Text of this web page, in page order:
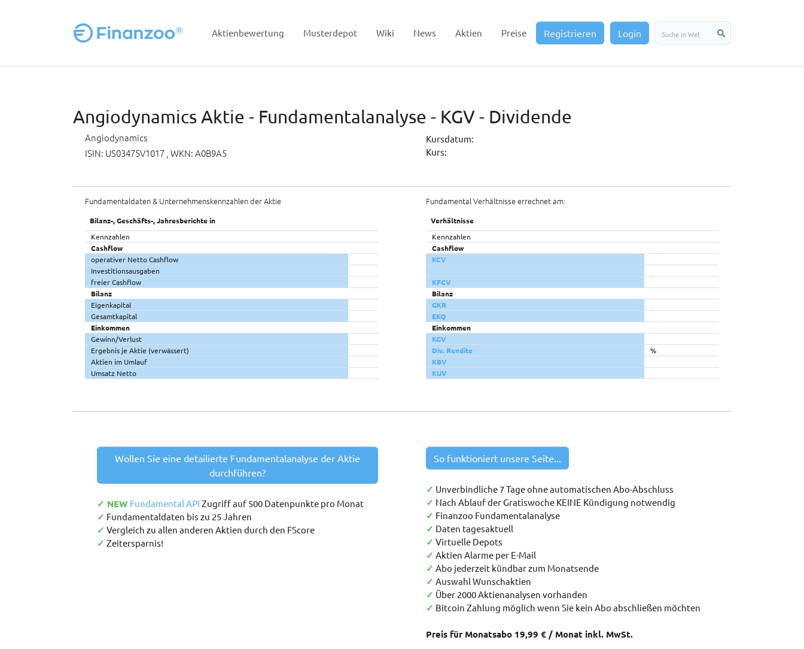
Aktienbewertung Musterdepot Wiki News Aktien Preise Registrieren Login
Angiodynamics Aktie - Fundamentalanalyse - KGV - Dividende
Angiodynamics
ISIN: US03475V1017 , WKN: A0B9A5
Kursdatum:
Kurs:
Fundamentaldaten & Unternehmenskennzahlen der Aktie
Bilanz-, Geschäfts-, Jahresberichte in
Kennzahlen
Cashflow
operativer Netto Cashflow
Investitionsausgaben
freier Cashflow
Bilanz
Eigenkapital
Gesamtkapital
Einkommen
Gewinn/Verlust
Ergebnis je Aktie (verwässert)
Aktien im Umlauf
Umsatz Netto
Fundamental Verhältnisse errechnet am:
Verhältnisse
Kennzahlen
Cashflow
KCV
KFCV
Bilanz
GKR
EKQ
Einkommen
KGV
Div. Rendite
%
KBV
KUV
Wollen Sie eine detailierte Fundamentalanalyse der Aktie
durchführen?
✓ NEW Fundamental API Zugriff auf 500 Datenpunkte pro Monat
✓ Fundamentaldaten bis zu 25 Jahren
✓ Vergleich zu allen anderen Aktien durch den FScore
✓ Zeitersparnis!
So funktioniert unsere Seite...
✓ Unverbindliche 7 Tage ohne automatischen Abo-Abschluss
✓ Nach Ablauf der Gratiswoche KEINE Kündigung notwendig
✓ Finanzoo Fundamentalanalyse
✓ Daten tagesaktuell
✓ Virtuelle Depots
✓ Aktien Alarme per E-Mail
✓ Abo jederzeit kündbar zum Monatsende
✓ Auswahl Wunschaktien
✓ Über 2000 Aktienanalysen vorhanden
✓ Bitcoin Zahlung möglich wenn Sie kein Abo abschließen möchten
Preis für Monatsabo 19,99 € / Monat inkl. MwSt.